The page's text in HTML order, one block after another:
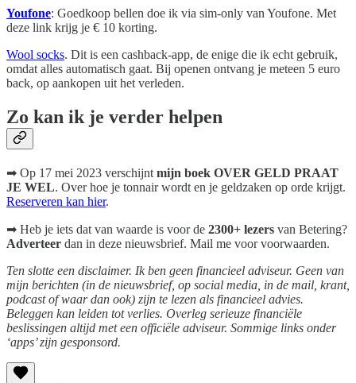
Youfone: Goedkoop bellen doe ik via sim-only van Youfone. Met
deze link krijg je € 10 korting.
Wool socks. Dit is een cashback-app, de enige die ik echt gebruik,
omdat alles automatisch gaat. Bij openen ontvang je meteen 5 euro
back, op aankopen uit het verleden.
Zo kan ik je verder helpen
➡ Op 17 mei 2023 verschijnt mijn boek OVER GELD PRAAT
JE WEL. Over hoe je tonnair wordt en je geldzaken op orde krijgt.
Reserveren kan hier.
➡ Heb je iets dat van waarde is voor de 2300+ lezers van Betering?
Adverteer dan in deze nieuwsbrief. Mail me voor voorwaarden.
Ten slotte een disclaimer. Ik ben geen financieel adviseur. Geen van
mijn berichten (in de nieuwsbrief, op social media, in de mail, krant,
podcast of waar dan ook) zijn te lezen als financieel advies.
Beleggen kan leiden tot verlies. Overleg serieuze financiële
beslissingen altijd met een officiële adviseur. Sommige links onder
‘apps’ zijn gesponsord.